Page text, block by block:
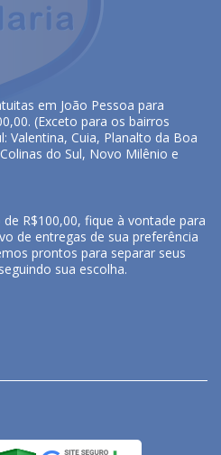
em João Pessoa para
(Exceto para os bairros
Valentina, Cuia, Planalto da Boa
do Sul, Novo Milênio e
R$100,00, fique à vontade para
de entregas de sua preferência
prontos para separar seus
sua escolha.